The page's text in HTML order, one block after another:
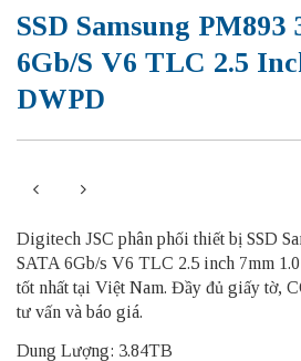
SSD Samsung PM893
6Gb/s V6 TLC 2.5
DWPD
Digitech JSC phân phối thiết bị SSD
SATA 6Gb/s V6 TLC 2.5 inch 7mm
tốt nhất tại Việt Nam. Đầy đủ giấy tờ,
tư vấn và báo giá.
Dung Lượng: 3.84TB